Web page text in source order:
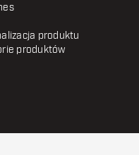
produktu
produktów